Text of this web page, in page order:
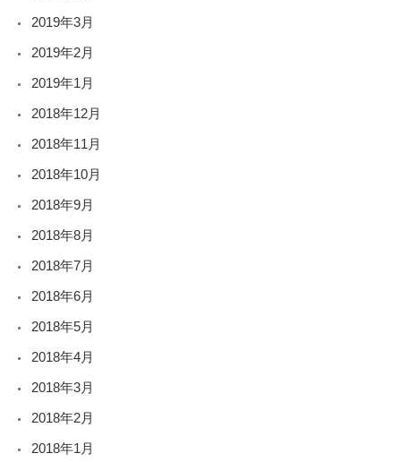
2019年3月
2019年2月
2019年1月
2018年12月
2018年11月
2018年10月
2018年9月
2018年8月
2018年7月
2018年6月
2018年5月
2018年4月
2018年3月
2018年2月
2018年1月